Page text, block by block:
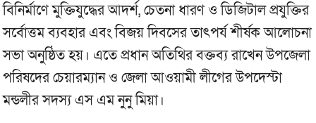
বিনির্মাণে মুক্তিযুদ্ধের আদর্শ, চেতনা ধারণ ও ডিজিটাল প্রযুক্তির
সর্বোত্তম ব্যবহার এবং বিজয় দিবসের তাৎপর্য শীর্ষক আলোচনা
সভা অনুষ্ঠিত হয়। এতে প্রধান অতিথির বক্তব্য রাখেন উপজেলা
পরিষদের চেয়ারম্যান ও জেলা আওয়ামী লীগের উপদেস্টা
মন্ডলীর সদস্য এস এম নুনু মিয়া।